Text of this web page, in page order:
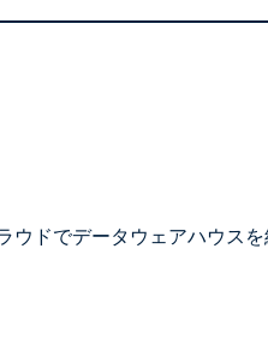
ドでデータウェアハウスを